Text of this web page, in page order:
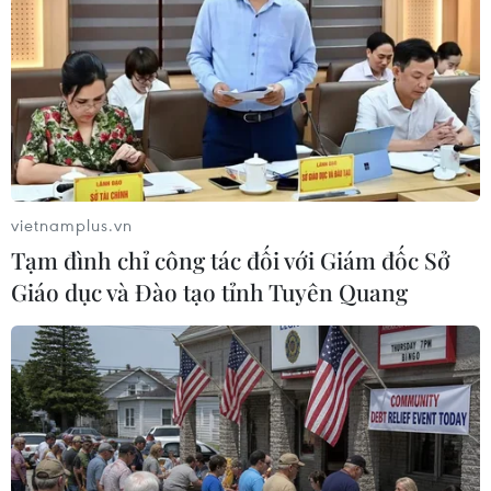
Nạn cháy rừng tại Tây Ban Nha và Pháp cũng
gây tác động xấu đối với hoạt động kinh tế. Các
nhà nghiên cứu tại Ủy ban châu Âu (EC) cho biết
gần một nửa lãnh thổ của châu Âu, bao gồm cả
Anh, đang "có nguy cơ" bị hạn hán.
Đức đang phải vật lộn với sự sụt giảm mực nước
dọc theo sông Rhine, một trong những huyết
mạch giao thương.
Bank cho biết mực nước thấp đồng nghĩa với
việc sà lan trên sông sẽ phải di chuyển với mức
vận chuyển ít hơn hoặc thậm chí ngừng hoạt
động hoàn toàn. Theo đó, số lượng hàng hóa
vận chuyển giảm và giá cước tăng. Vấn đề này
vietnamplus.vn
Tạm đình chỉ công tác đối với Giám đốc Sở
Giáo dục và Đào tạo tỉnh Tuyên Quang